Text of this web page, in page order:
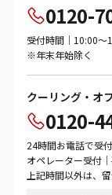
0120-
受付時間｜10:00～
※年末年始除く
クーリング・オ
0120-
24時間お電話で受
オペレーター受付
上記時間以外は、